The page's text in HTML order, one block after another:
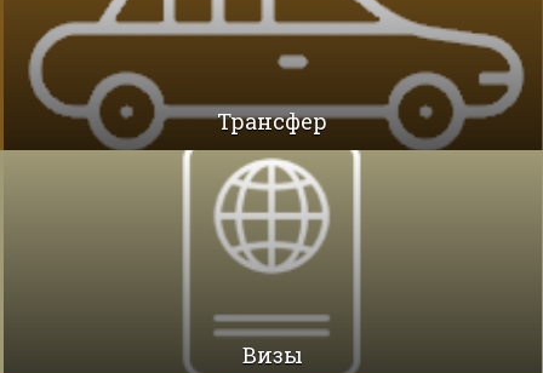
Трансфер
Визы